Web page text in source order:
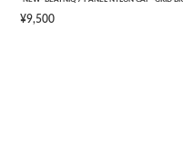
¥9,500